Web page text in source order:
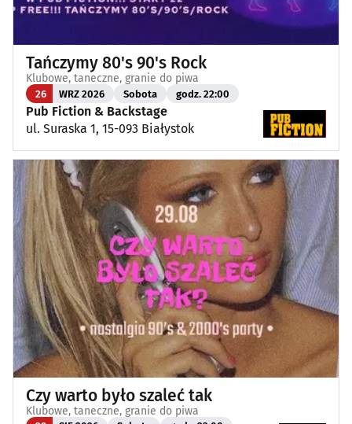
Tańczymy 80's 90's Rock
Klubowe, taneczne, granie do piwa
26 WRZ 2026 Sobota godz. 22:00
Pub Fiction & Backstage
ul. Suraska 1, 15-093 Białystok
Czy warto było szaleć tak
Klubowe, taneczne, granie do piwa